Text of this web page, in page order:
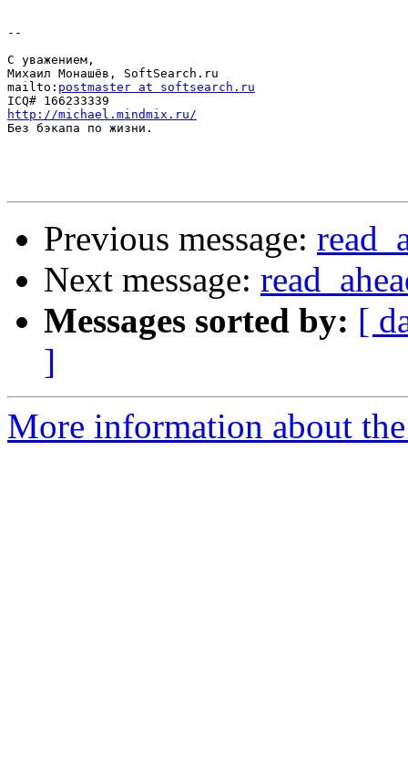
--
С уважением,
Михаил Монашёв, SoftSearch.ru
mailto: postmaster at softsearch.ru
http://michael.mindmix.ru/
Без бэкапа по жизни.
Previous message:
Next message:
Messages sorted by: [
]
More information about